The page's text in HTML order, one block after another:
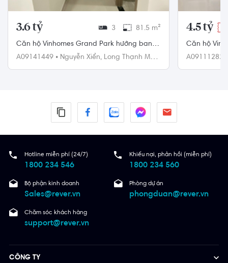
3.6 tỷ 3 81.5 m²
Căn hộ Vinhomes Grand Park hướng ban
công đông bắc đầy đủ nội thất diện tích
A09141449 • Nguyễn Xiển, Long Thạnh Mỹ,
4.5 tỷ
Căn hộ
ngủ, đầy đủ
A09111282
Hotline miễn phí (24/7)
1800 234 546
Khiếu nại, phản hồi (miễn phí)
1800 234 560
Bộ phận kinh doanh
Sales@rever.vn
Phòng dự án
phongduan@rever.vn
Chăm sóc khách hàng
support@rever.vn
CÔNG TY